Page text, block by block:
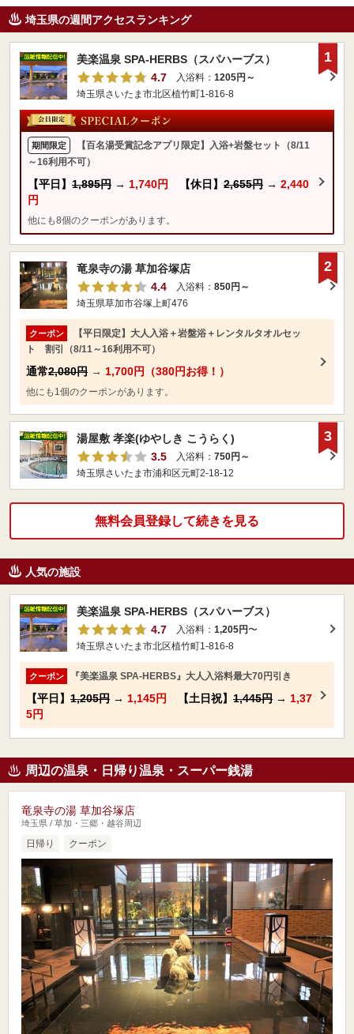
埼玉県の週間アクセスランキング
美楽温泉 SPA-HERBS（スパハーブス）
4.7
入浴料： 1205円～
埼玉県さいたま市北区植竹町1-816-8
期間限定
【百名湯受賞記念アプリ限定】入浴+岩盤セット（8/11
～16利用不可）
【平日】 1,895円 → 1,740円 【休日】 2,655円 → 2,440
円
他にも8個のクーポンがあります。
1
竜泉寺の湯 草加谷塚店
4.4
入浴料： 850円～
埼玉県草加市谷塚上町476
クーポン
【平日限定】大人入浴＋岩盤浴＋レンタルタオルセッ
ト 割引（8/11～16利用不可）
通常2,080円 → 1,700円（380円お得！）
他にも1個のクーポンがあります。
2
湯屋敷 孝楽(ゆやしき こうらく)
3.5
入浴料： 750円～
埼玉県さいたま市浦和区元町2-18-12
3
無料会員登録して続きを見る
人気の施設
美楽温泉 SPA-HERBS（スパハーブス）
4.7
入浴料： 1,205円〜
埼玉県さいたま市北区植竹町1-816-8
クーポン 『美楽温泉 SPA-HERBS』大人入浴料最大70円引き
【平日】 1,205円 → 1,145円 【土日祝】 1,445円 → 1,37
5円
周辺の温泉・日帰り温泉・スーパー銭湯
竜泉寺の湯 草加谷塚店
埼玉県 / 草加・三郷・越谷周辺
日帰り クーポン